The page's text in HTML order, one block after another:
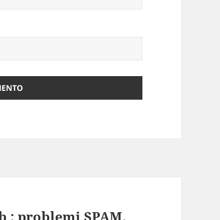
: problemi SPAM.